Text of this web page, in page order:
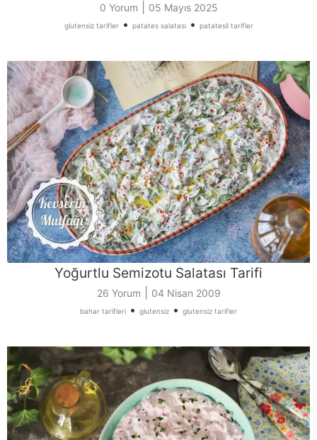
0 Yorum 05 Mayıs 2025
glutensiz tarifler• patates salatası• patatesli tarifler
Yoğurtlu Semizotu Salatası Tarifi
26 Yorum 04 Nisan 2009
bahar tarifleri • glutensiz • glutensiz tarifler